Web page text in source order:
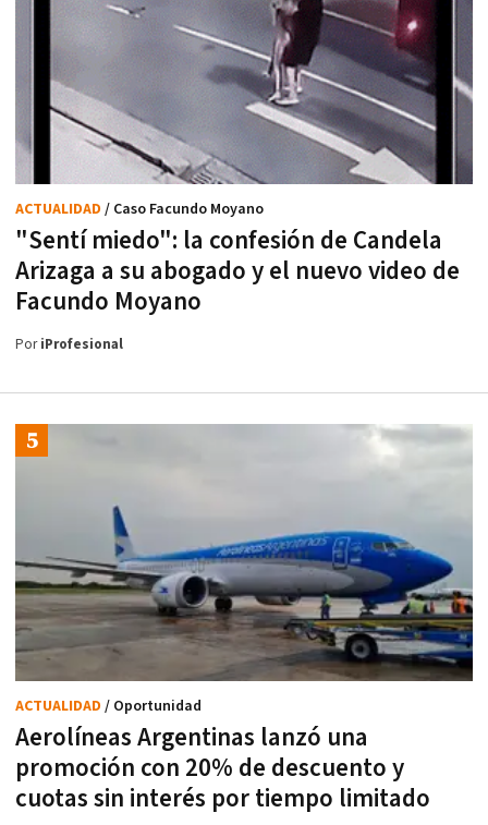
"Sentí miedo": la confesión de Candela
Arizaga a su abogado y el nuevo video de
Facundo Moyano
ACTUALIDAD / Caso Facundo Moyano
PoriProfesional
Aerolíneas Argentinas lanzó una
promoción con 20% de descuento y
cuotas sin interés por tiempo limitado
ACTUALIDAD / Oportunidad